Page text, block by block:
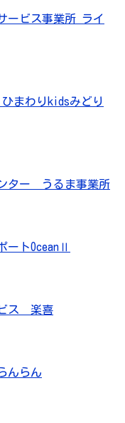
ービス事業所 ライ
まわりkidsみどり
ター うるま事業所
ートOceanⅡ
ビス 楽喜
んらん